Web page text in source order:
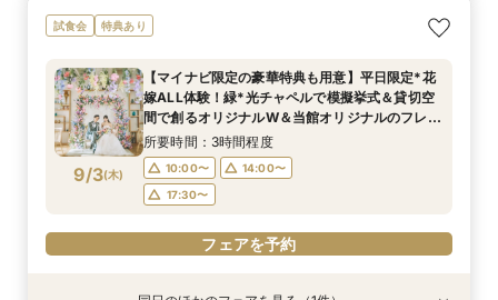
9/2(水)
【マイナビ限定の豪華特典も用意】初見学にお勧
め◎緑溢れるチャペルや貸切ができるパーティ会
談会で見積もりや特典などについて詳しく知れる
《安心》フェアを開催
所要時間：3時間程度
10:00〜
14:00〜
17:30〜
フェアを予約
試食会 特典あり
9/3(木)
【マイナビ限定の豪華特典も用意】平日限定*花
嫁ALL体験！緑*光チャペルで模擬挙式＆貸切空
間で創るオリジナルW＆当館オリジナルのフレン
チ×日本料理の融合料理も体験できる贅沢試食会
へご招待
所要時間：3時間程度
10:00〜
14:00〜
17:30〜
フェアを予約